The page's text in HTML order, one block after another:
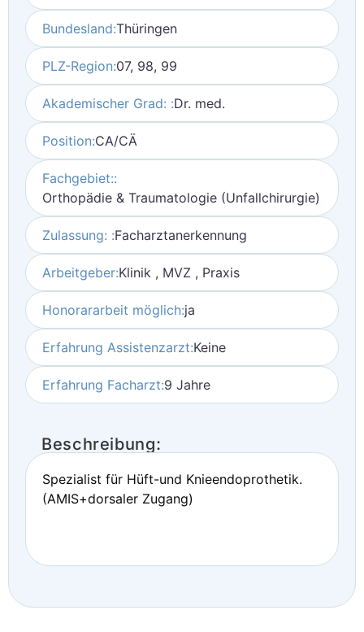
Bundesland:Thüringen
PLZ-Region:07, 98, 99
Akademischer Grad: :Dr. med.
Position:CA/CÄ
Fachgebiet::
Orthopädie & Traumatologie (Unfallchirurgie)
Zulassung: :Facharztanerkennung
Arbeitgeber:Klinik , MVZ , Praxis
Honorararbeit möglich:ja
Erfahrung Assistenzarzt:Keine
Erfahrung Facharzt:9 Jahre
Beschreibung:
Spezialist für Hüft-und Knieendoprothetik.
(AMIS+dorsaler Zugang)